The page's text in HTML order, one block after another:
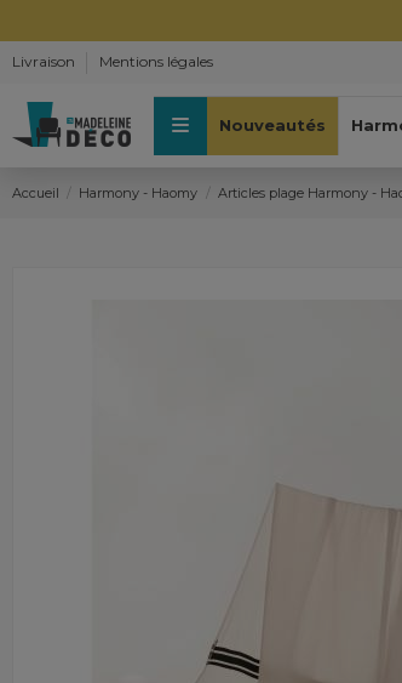
Livraison Mentions légales
Nouveautés
Accueil Harmony - Haomy Articles plage Harmony -